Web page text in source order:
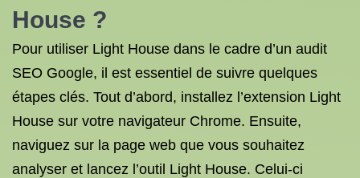
House ?
Pour utiliser Light House dans le cadre d’un audit
SEO Google, il est essentiel de suivre quelques
étapes clés. Tout d’abord, installez l’extension Light
House sur votre navigateur Chrome. Ensuite,
naviguez sur la page web que vous souhaitez
analyser et lancez l’outil Light House. Celui-ci